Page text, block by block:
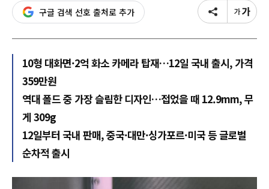
구글 검색 선호 출처로 추가
10형 대화면·2억 화소 카메라 탑재…12일 국내 출시, 가격
359만원
역대 폴드 중 가장 슬림한 디자인…접었을 때 12.9mm, 무
게 309g
12일부터 국내 판매, 중국·대만·싱가포르·미국 등 글로벌
순차적 출시